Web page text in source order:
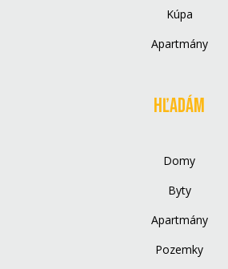
Kúpa
Apartmány
Hľadám
Domy
Byty
Apartmány
Pozemky